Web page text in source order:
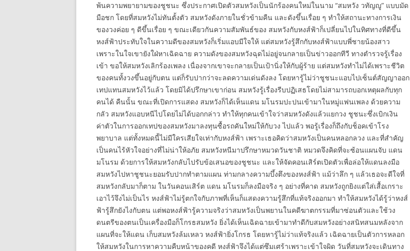
พ้นความพยายามของชูชนะ ซึ่งประกาศเปิดตัวสมหวังเป็นนักร้องคนใหม่ในนาม “สมหวัง วทัญญู” แบบมัด
มือชก โดยที่สมหวังไม่ทันตั้งตัว สมหวังดังภายในชั่วข้ามคืน และดังขึ้นเรื่อย ๆ ทำให้สถานะทางการเงิน
ของวงค่อย ๆ ดีขึ้นเรื่อย ๆ ขณะเดียวกันความสัมพันธ์ของ สมหวังกับหงส์ฟ้าก็เปลี่ยนไปในทิศทางที่ดีขึ้น
หงส์ฟ้าประทับใจในความดีของสมหวังก็เริ่มแอบมีใจให้ แต่สมหวังรู้สึกกับหงส์ฟ้าแบบพี่ชายน้องสาว
เพราะในใจเขายังใฝ่หาเฉิดฉาย ความดังของสมหวังฉุดไม่อยู่จนกลายเป็นข่าวออกทีวี ทางตำรวจรู้เรื่อง
เข้า ขอให้สมหวังเลิกร้องเพลง เนื่องจากเขาจะกลายเป็นเป้านิ่งให้กับผู้ร้าย แต่สมหวังทำไม่ได้เพราะชีวิต
ของคนทั้งวงขึ้นอยู่กับตน แต่ก็รับปากว่าจะลดความเด่นดังลง โดยหารู้ไม่ว่าชูชนะแอบไปเซ็นต์สัญญาออก
เทปแทนสมหวังไว้แล้ว โดยมิได้ปรึกษาเขาก่อน สมหวังรู้เรื่องรีบปฏิเสธโดยไม่สามารถบอกเหตุผลกับทุก
คนได้ คืนนั้น ขณะที่เปิดการแสดง สมหวังก็ได้เห็นแดน มโนรมปะปนเข้ามาในหมู่แฟนเพลง ด้วยความ
กลัว สมหวังแอบหนีไปโดยไม่ได้บอกกล่าว ทำให้ทุกคนเข้าใจว่าสมหวังดังแล้วแยกวง ชูชนะซึ่งเบิกเงิน
ค่าตัวในการออกเทปของสมหวังมาลงทุนซื้อรถคันใหม่ให้กับวง ไปแล้ว พอรู้เรื่องก็ถึงกับช็อคเข้าโรง
พยาบาล แต่ทั้งหมดนี้ไม่มีใครเสียใจเท่ากับหงส์ฟ้า เพราะเธอคิดว่าสมหวังเป็นคนหลอกลวง และที่สำคัญ
เป็นคนไร้หัวใจอย่างที่ไม่น่าให้อภัย สมหวังหนีมาปรึกษาหมวดวันชาติ หมวดจึงคิดที่จะซ้อนแผนจับ แดน
มโนรม ด้วยการให้สมหวังกลับไปรับข้อเสนอของชูชนะ และให้จัดคอนเสิร์ตเปิดตัวเพื่อล่อให้แดนลงมือ
สมหวังไปหาชูชนะยอมรับปากทำตามแผน ท่ามกลางความบึ้งตึงของหงส์ฟ้า แม้ว่าลึก ๆ แล้วเธอจะดีใจที่
สมหวังกลับมาก็ตาม ในวันคอนเสิร์ต แดน มโนรมก็ลงมือจริง ๆ อย่างที่คาด สมหวังถูกยิงแต่ใส่เสื้อเกราะ
เอาไว้จึงไม่เป็นไร หงส์ฟ้าไม่รู้ตกใจกับภาพที่เห็นก็แสดงความรู้สึกที่แท้จริงออกมา ทำให้สมหวังได้รู้ว่าหงส์
ฟ้ารู้สึกยังไงกับตน แต่พอหงส์ฟ้ารู้ความจริงว่าสมหวังเป็นพยานในคดีฆาตกรรมที่มาซ่อนตัวและใช้วง
ดนตรีของตนเป็นเครื่องมือก็โกรธสมหวัง ยิ่งได้เห็นเฉิดฉายเข้ามาทำดีกับสมหวังอย่างสนิทสนมหลังจาก
แผนที่จะให้แดน เก็บสมหวังล้มเหลว หงส์ฟ้ายิ่งโกรธ โดยหารู้ไม่ว่าแท้จริงแล้ว เฉิดฉายเป็นตัวการหลอก
ให้สมหวังในการหาความคืบหน้าของคดี หงส์ฟ้าจึงได้แต่ซึมเศร้าเพราะเข้าใจผิด วันที่สมหวังจะเดินทาง